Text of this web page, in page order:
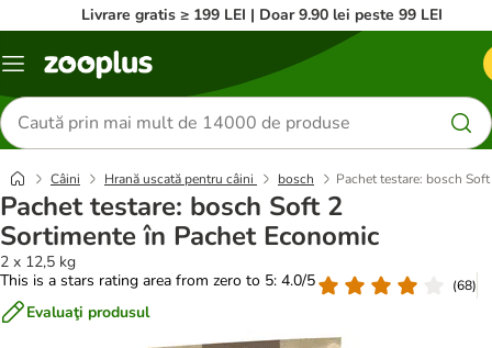
Livrare gratis ≥ 199 LEI | Doar 9.90 lei peste 99 LEI
Categorii
Căutare
produse
Câini Hrană uscată pentru câini bosch Pachet testare: bosch
Pachet testare: bosch Soft 2
Sortimente în Pachet Economic
2 x 12,5 kg
This is a stars rating area from zero to 5: 4.0/5
(68)
Evaluaţi produsul